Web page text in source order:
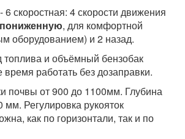
6 скоростная: 4 скорости движения
пониженную, для комфортной
оборудованием) и 2 назад.
и объёмный бензобак
время работать без дозаправки.
почвы от 900 до 1100мм. Глубина
мм. Регулировка рукояток
как по горизонтали, так и по